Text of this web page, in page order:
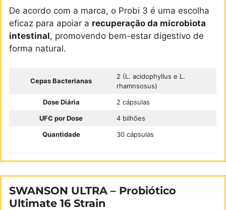
De acordo com a marca, o Probi 3 é uma escolha
eficaz para apoiar a recuperação da microbiota
intestinal, promovendo bem-estar digestivo de
forma natural.
Cepas Bacterianas
2 (L. acidophyllus e L.
rhamnsosus)
Dose Diária
2 cápsulas
UFC por Dose
4 bilhões
Quantidade
30 cápsulas
SWANSON ULTRA – Probiótico
Ultimate 16 Strain